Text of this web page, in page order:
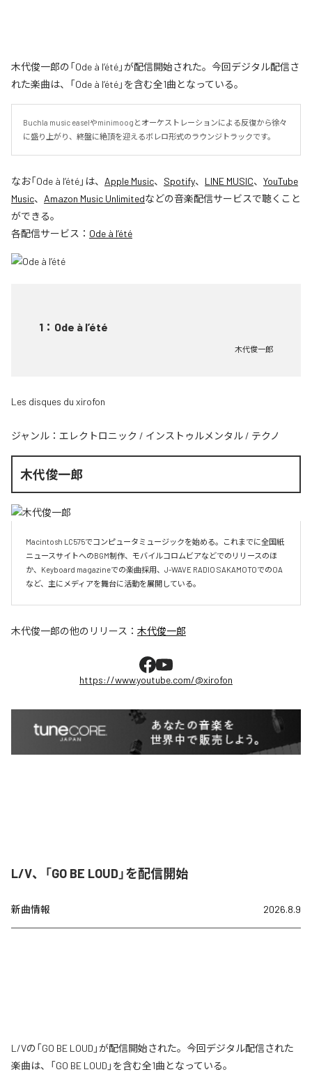
木代俊一郎の「Ode à l’été」が配信開始された。今回デジタル配信さ
れた楽曲は、「Ode à l’été」を含む全1曲となっている。
Buchla music easelやminimoogとオーケストレーションによる反復から徐々
に盛り上がり、終盤に絶頂を迎えるボレロ形式のラウンジトラックです。
なお「Ode à l’été」は、 Apple Music、 Spotify、 LINE MUSIC、 YouTube
Music、 Amazon Music Unlimitedなどの音楽配信サービスで聴くこと
ができる。
各配信サービス： Ode à l’été
1 ： Ode à l’été
木代俊一郎
Les disques du xirofon
ジャンル： エレクトロニック / インストゥルメンタル / テクノ
木代俊一郎
Macintosh LC575でコンピュータミュージックを始める。これまでに全国紙
ニュースサイトへのBGM制作、モバイルコロムビアなどでのリリースのほ
か、Keyboard magazineでの楽曲採用、J-WAVE RADIO SAKAMOTOでのOA
など、主にメディアを舞台に活動を展開している。
木代俊一郎の他のリリース： 木代俊一郎
https://www.youtube.com/@xirofon
L/V、「GO BE LOUD」を配信開始
新曲情報 2026.8.9
L/Vの「GO BE LOUD」が配信開始された。今回デジタル配信された
楽曲は、「GO BE LOUD」を含む全1曲となっている。